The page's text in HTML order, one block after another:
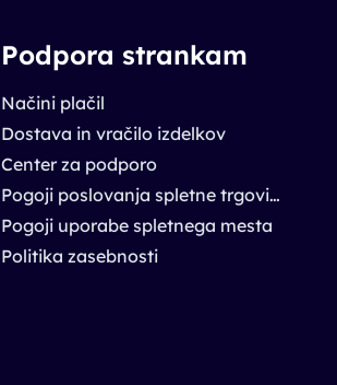
Podpora strankam
Načini plačil
Dostava in vračilo izdelkov
Center za podporo
Pogoji poslovanja spletne trgovine
Pogoji uporabe spletnega mesta
Politika zasebnosti